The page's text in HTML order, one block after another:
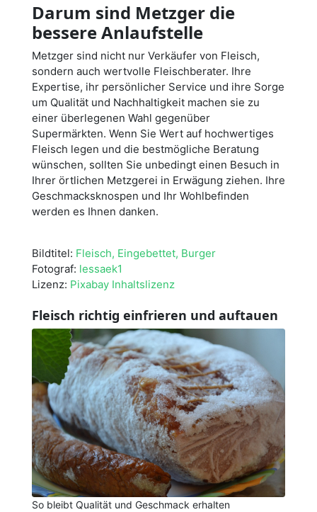
Darum sind Metzger die
bessere Anlaufstelle
Metzger sind nicht nur Verkäufer von Fleisch,
sondern auch wertvolle Fleischberater. Ihre
Expertise, ihr persönlicher Service und ihre Sorge
um Qualität und Nachhaltigkeit machen sie zu
einer überlegenen Wahl gegenüber
Supermärkten. Wenn Sie Wert auf hochwertiges
Fleisch legen und die bestmögliche Beratung
wünschen, sollten Sie unbedingt einen Besuch in
Ihrer örtlichen Metzgerei in Erwägung ziehen. Ihre
Geschmacksknospen und Ihr Wohlbefinden
werden es Ihnen danken.
Bildtitel: Fleisch, Eingebettet, Burger
Fotograf: lessaek1
Lizenz: Pixabay Inhaltslizenz
Fleisch richtig einfrieren und auftauen
So bleibt Qualität und Geschmack erhalten